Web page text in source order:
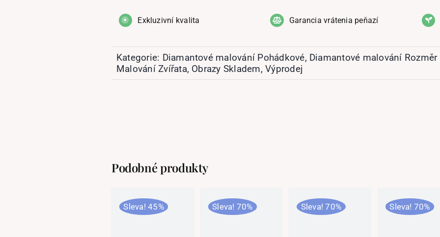
Exkluzivní kvalita Garancia vrátenia peňazí
Kategorie: Diamantové malování Pohádkové, Diamantové malování
Malování Zvířata, Obrazy Skladem,Výprodej
Podobné produkty
Sleva! 45% Sleva! 70% Sleva! 70% Sleva! 70%